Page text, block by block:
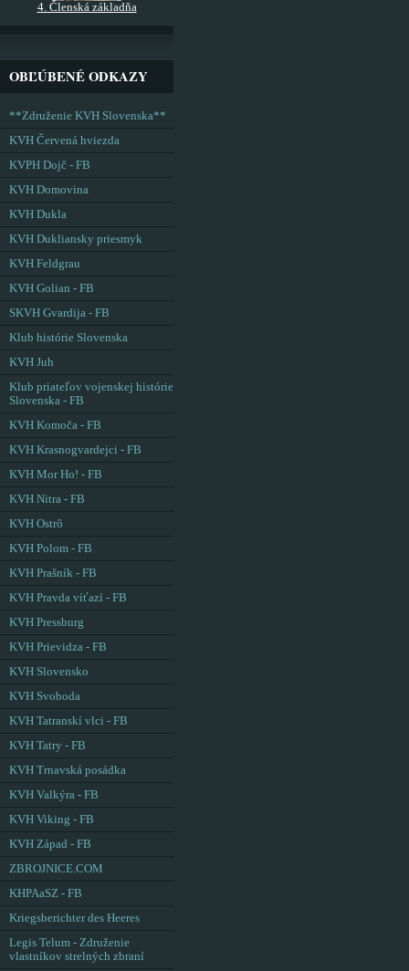
4. Členská základňa
OBĽÚBENÉ ODKAZY
**Združenie KVH Slovenska**
KVH Červená hviezda
KVPH Dojč - FB
KVH Domovina
KVH Dukla
KVH Dukliansky priesmyk
KVH Feldgrau
KVH Golian - FB
SKVH Gvardija - FB
Klub histórie Slovenska
KVH Juh
Klub priateľov vojenskej histórie
Slovenska - FB
KVH Komoča - FB
KVH Krasnogvardejci - FB
KVH Mor Ho! - FB
KVH Nitra - FB
KVH Ostrô
KVH Polom - FB
KVH Prašník - FB
KVH Pravda víťazí - FB
KVH Pressburg
KVH Prievidza - FB
KVH Slovensko
KVH Svoboda
KVH Tatranskí vlci - FB
KVH Tatry - FB
KVH Trnavská posádka
KVH Valkýra - FB
KVH Viking - FB
KVH Západ - FB
ZBROJNICE.COM
KHPAaSZ - FB
Kriegsberichter des Heeres
Legis Telum - Združenie
vlastníkov strelných zbraní